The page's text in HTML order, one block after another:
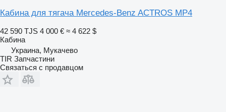
Кабина для тягача Mercedes-Benz ACTROS MP4
42 590 TJS 4 000 € ≈ 4 622 $
Кабина
Украина, Мукачево
TIR Запчастини
Связаться с продавцом